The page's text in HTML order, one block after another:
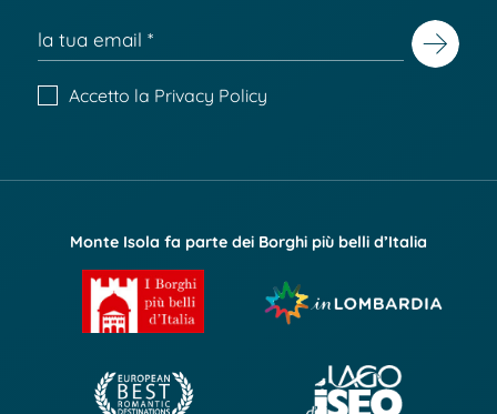
Accetto la Privacy Policy
Monte Isola fa parte dei Borghi più belli d’Italia